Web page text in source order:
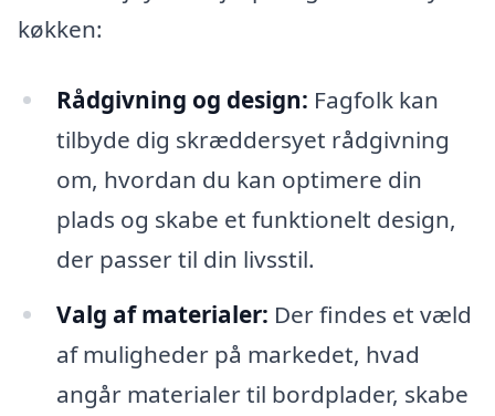
køkken:
Rådgivning og design: Fagfolk kan
tilbyde dig skræddersyet rådgivning
om, hvordan du kan optimere din
plads og skabe et funktionelt design,
der passer til din livsstil.
Valg af materialer: Der findes et væld
af muligheder på markedet, hvad
angår materialer til bordplader, skabe